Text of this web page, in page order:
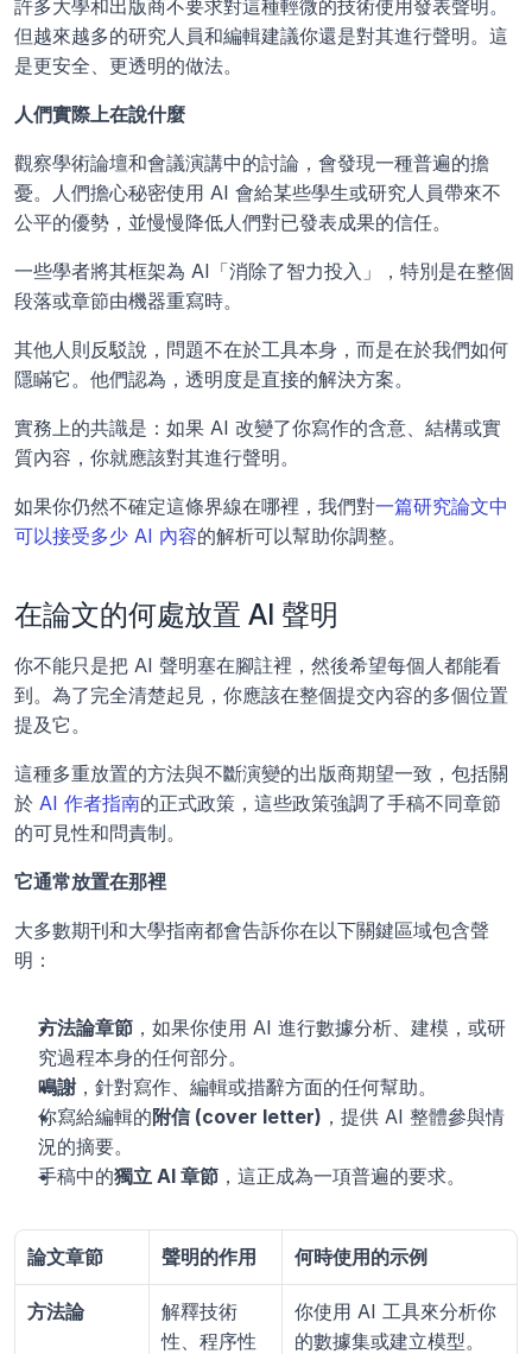
許多大學和出版商不要求對這種輕微的技術使用發表聲明。
但越來越多的研究人員和編輯建議你還是對其進行聲明。這
是更安全、更透明的做法。
人們實際上在說什麼
觀察學術論壇和會議演講中的討論，會發現一種普遍的擔
憂。人們擔心秘密使用 AI 會給某些學生或研究人員帶來不
公平的優勢，並慢慢降低人們對已發表成果的信任。
一些學者將其框架為 AI「消除了智力投入」，特別是在整個
段落或章節由機器重寫時。
其他人則反駁說，問題不在於工具本身，而是在於我們如何
隱瞞它。他們認為，透明度是直接的解決方案。
實務上的共識是：如果 AI 改變了你寫作的含意、結構或實
質內容，你就應該對其進行聲明。
如果你仍然不確定這條界線在哪裡，我們對一篇研究論文中
可以接受多少 AI 內容的解析可以幫助你調整。
在論文的何處放置 AI 聲明
你不能只是把 AI 聲明塞在腳註裡，然後希望每個人都能看
到。為了完全清楚起見，你應該在整個提交內容的多個位置
提及它。
這種多重放置的方法與不斷演變的出版商期望一致，包括關
於 AI 作者指南的正式政策，這些政策強調了手稿不同章節
的可見性和問責制。
它通常放置在那裡
大多數期刊和大學指南都會告訴你在以下關鍵區域包含聲
明：
方法論章節 ，如果你使用 AI 進行數據分析、建模，或研
究過程本身的任何部分。
鳴謝 ，針對寫作、編輯或措辭方面的任何幫助。
你寫給編輯的附信 (cover letter) ，提供 AI 整體參與情
況的摘要。
手稿中的獨立 AI 章節 ，這正成為一項普遍的要求。
論文章節 聲明的作用 何時使用的示例
方法論
解釋技術
性、程序性
你使用 AI 工具來分析你
的數據集或建立模型。